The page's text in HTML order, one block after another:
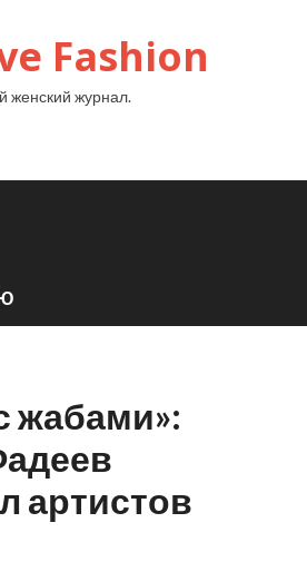
Fashion
женский журнал.
жабами»:
артистов